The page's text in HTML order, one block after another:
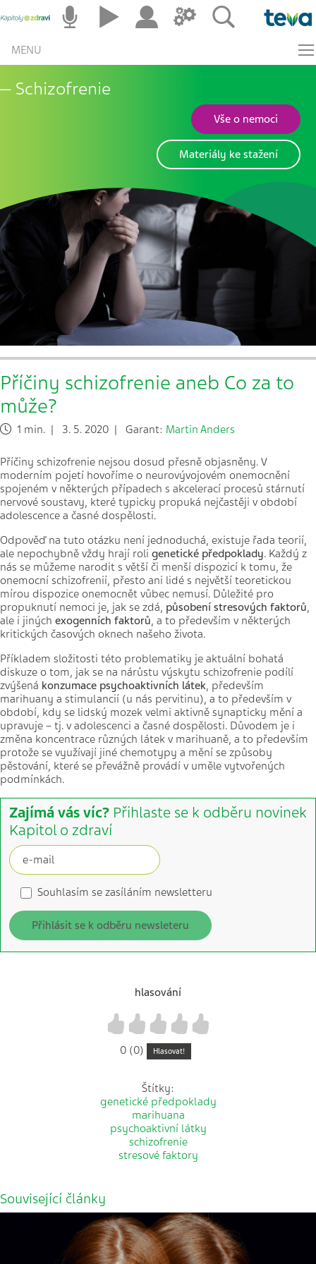
MENU
Schizofrenie
Vše o nemoci
Materiály ke stažení
Příčiny schizofrenie aneb Co za to
může?
1 min. | 3. 5. 2020 | Garant: Martin Anders
Příčiny schizofrenie nejsou dosud přesně objasněny. V
moderním pojetí hovoříme o neurovývojovém onemocnění
spojeném v některých případech s akcelerací procesů stárnutí
nervové soustavy, které typicky propuká nejčastěji v období
adolescence a časné dospělosti.
Odpověď na tuto otázku není jednoduchá, existuje řada teorií,
ale nepochybně vždy hrají roli genetické předpoklady. Každý z
nás se můžeme narodit s větší či menší dispozicí k tomu, že
onemocní schizofrenií, přesto ani lidé s největší teoretickou
mírou dispozice onemocnět vůbec nemusí. Důležité pro
propuknutí nemoci je, jak se zdá, působení stresových faktorů,
ale i jiných exogenních faktorů, a to především v některých
kritických časových oknech našeho života.
Příkladem složitosti této problematiky je aktuální bohatá
diskuze o tom, jak se na nárůstu výskytu schizofrenie podílí
zvýšená konzumace psychoaktivních látek, především
marihuany a stimulancií (u nás pervitinu), a to především v
období, kdy se lidský mozek velmi aktivně synapticky mění a
upravuje – tj. v adolescenci a časné dospělosti. Důvodem je i
změna koncentrace různých látek v marihuaně, a to především
protože se využívají jiné chemotypy a mění se způsoby
pěstování, které se převážně provádí v uměle vytvořených
podmínkách.
Zajímá vás víc? Přihlaste se k odběru novinek
Kapitol o zdraví
Souhlasím se zasíláním newsletteru
Přihlásit se k odběru newsleteru
hlasování
4
3
2
1
0 (0) Hlasovat!
Štítky:
genetické předpoklady
marihuana
psychoaktivní látky
schizofrenie
stresové faktory
Související články